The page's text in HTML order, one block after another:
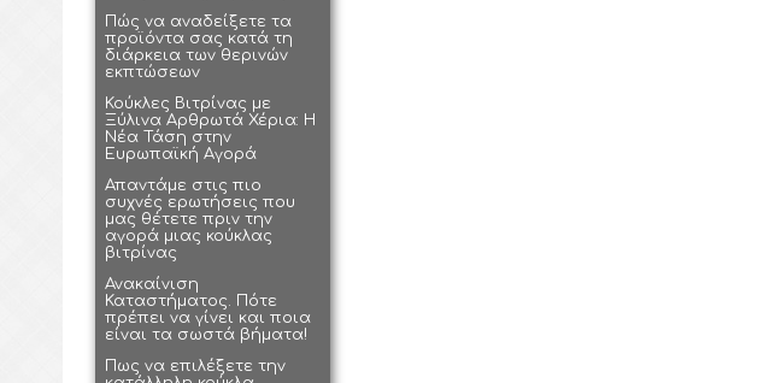
Πώς να αναδείξετε τα
προϊόντα σας κατά τη
διάρκεια των θερινών
εκπτώσεων
Κούκλες Βιτρίνας με
Ξύλινα Αρθρωτά Χέρια: Η
Νέα Τάση στην
Ευρωπαϊκή Αγορά
Απαντάμε στις πιο
συχνές ερωτήσεις που
μας θέτετε πριν την
αγορά μιας κούκλας
βιτρίνας
Ανακαίνιση
Καταστήματος. Πότε
πρέπει να γίνει και ποια
είναι τα σωστά βήματα!
Πως να επιλέξετε την